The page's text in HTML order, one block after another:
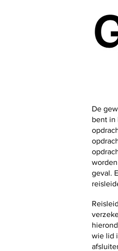
De
bent in
geval.
wie lid